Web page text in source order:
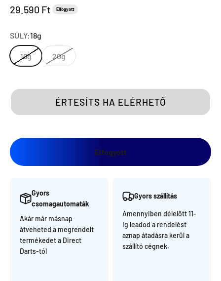
Eladási ár
29.590 Ft Elfogyott
SÚLY:18g
18g 20g
ÉRTESÍTS HA ELÉRHETŐ
Elfogyott
Gyors
csomagautomaták
Akár már másnap
átveheted a megrendelt
termékedet a Direct
Darts-tól
Gyors szállítás
Amennyiben délelött 11-
ig leadod a rendelést
aznap átadásra kerül a
szállító cégnek.